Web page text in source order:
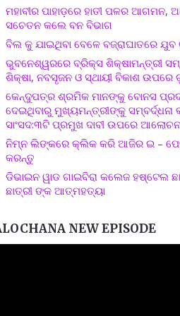
ମହାବୀର ପାହାଡ଼ରେ ହାତୀ ପଳର ଆଗମନ,
ସଚେତନ କଲେ ବନ ବିଭାଗ
ବିଲ କୁ ଯାଇଥିବା ବେଳେ ବଜ୍ରାଘାତରେ ଯୁବ
ଭୁବନେଶ୍ୱରରେ ବ୍ରିକ୍ସ ଶିକ୍ଷାମନ୍ତ୍ରୀ
ଶିକ୍ଷା, ନବସୃଜନ ଓ ସ୍ଥାୟୀ ବିକାଶ
କେନ୍ଦୁପତ୍ର ଶ୍ରମିକ ମାନଙ୍କୁ ବୋନସ
ଦେଇଥିବାରୁ ମୁଖ୍ୟମନ୍ତ୍ରୀଙ୍କୁ
ସାଂସଦ:୩ଟି ପ୍ରମୁଖ ଦାବୀ ଉପରେ
ନିମ୍ନ ଲିଙ୍କରେ କ୍ଲିକ କରି ଆଜିର ଇ –
କରନ୍ତୁ
ଡିଭାଇନ ୱାଡ ଗାଇବିରା କଲେଜ ହଷ୍ଟେଲ
ଛାତ୍ରୀ ଙ୍କ ଆତ୍ମହତ୍ୟା
NEW EPISODE